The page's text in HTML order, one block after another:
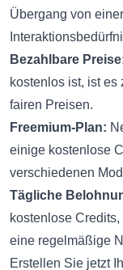
Übergang von
Bezahlbare
kostenlos ist, ist
fairen Preisen.
Freemium-Plan:
einige kostenlose
verschiedenen
Tägliche
kostenlose
eine regelmäßige
Erstellen Sie jetzt